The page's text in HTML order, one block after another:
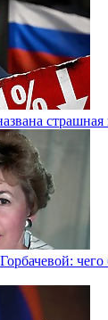
страшная